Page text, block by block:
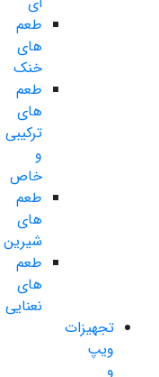
طعم
های
خنک
طعم
های
ترکیبی
و
خاص
طعم
های
شیرین
طعم
های
نعنایی
تجهیزات
ویپ
و